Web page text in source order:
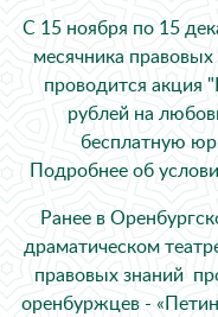
С 15 ноября по 15
месячника
проводится акция
рублей на
бесплатную
Подробнее об
Ранее в
драматическом
правовых знаний
оренбуржцев -